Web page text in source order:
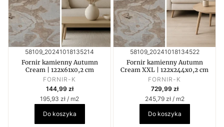
Kod produktu
58109_20241018135214
Fornir kamienny Autumn
Cream | 122x61x0,2 cm
PRODUCENT
FORNIR-K
Cena
144,99 zł
Cena jednostkowa
195,93 zł / m2
Do koszyka
Kod produktu
58109_20241018134522
Fornir kamienny Autumn
Cream XXL | 122x244x0,2 cm
PRODUCENT
FORNIR-K
Cena
729,99 zł
Cena jednostkowa
245,79 zł / m2
Do koszyka